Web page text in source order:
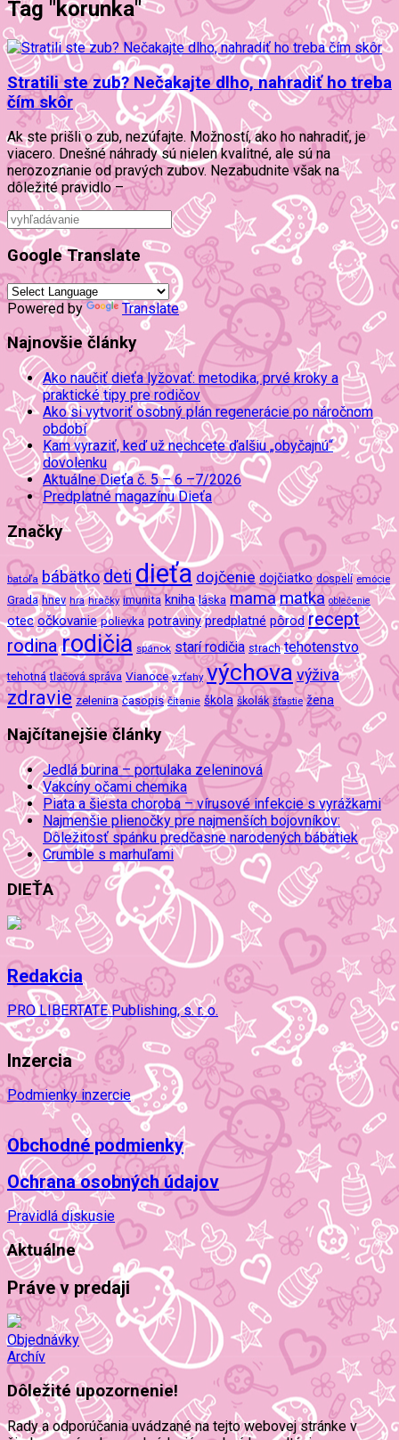
Tag "korunka"
Stratili ste zub? Nečakajte dlho, nahradiť ho treba
čím skôr
Ak ste prišli o zub, nezúfajte. Možností, ako ho nahradiť, je
viacero. Dnešné náhrady sú nielen kvalitné, ale sú na
nerozoznanie od pravých zubov. Nezabudnite však na
dôležité pravidlo –
Google Translate
Powered by Translate
Najnovšie články
Ako naučiť dieťa lyžovať: metodika, prvé kroky a
praktické tipy pre rodičov
Ako si vytvoriť osobný plán regenerácie po náročnom
období
Kam vyraziť, keď už nechcete ďalšiu „obyčajnú“
dovolenku
Aktuálne Dieťa č. 5 – 6 –7/2026
Predplatné magazínu Dieťa
Značky
batoľa bábätkodeti dieťa dojčenie dojčiatko dospelí emócie
Grada hnev hra hračky imunita kniha láska mamamatka oblečenie
otec očkovanie polievka potraviny predplatné pôrod recept
rodina rodičia spánok starí rodičia strach tehotenstvo
tehotná tlačová správa Vianoce vzťahy výchovavýživa
zdravie zelenina časopis čítanie škola školák šťastie žena
Najčítanejšie články
Jedlá burina – portulaka zeleninová
Vakcíny očami chemika
Piata a šiesta choroba – vírusové infekcie s vyrážkami
Najmenšie plienočky pre najmenších bojovníkov:
Dôležitosť spánku predčasne narodených bábätiek
Crumble s marhuľami
DIEŤA
Redakcia
PRO LIBERTATE Publishing, s. r. o.
Inzercia
Podmienky inzercie
Obchodné podmienky
Ochrana osobných údajov
Pravidlá diskusie
Aktuálne
Práve v predaji
Objednávky
Archív
Dôležité upozornenie!
Rady a odporúčania uvádzané na tejto webovej stránke v